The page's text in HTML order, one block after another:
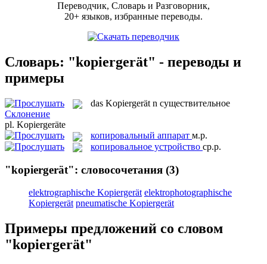
Переводчик, Словарь и Разговорник,
20+ языков, избранные переводы.
Словарь: "kopiergerät" - переводы и
примеры
das Kopiergerät n существительное
Склонение
pl. Kopiergeräte
копировальный аппарат м.р.
копировальное устройство ср.р.
"kopiergerät": словосочетания (3)
elektrographische Kopiergerät elektrophotographische
Kopiergerät pneumatische Kopiergerät
Примеры предложений со словом
"kopiergerät"